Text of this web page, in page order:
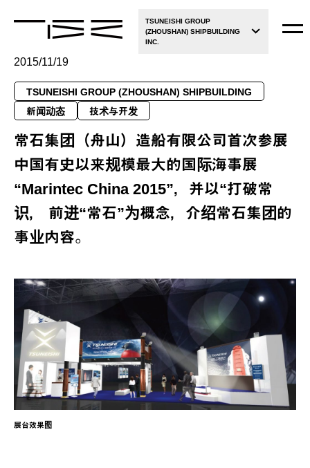
TSUNEISHI GROUP
(ZHOUSHAN) SHIPBUILDING
INC.
2015/11/19
TSUNEISHI GROUP (ZHOUSHAN) SHIPBUILDING
新闻动态
技术与开发
常石集团（舟山）造船有限公司首次参展
中国有史以来规模最大的国际海事展
“Marintec China 2015”，并以“打破常
识， 前进“常石”为概念，介绍常石集团的
事业内容。
展台效果图